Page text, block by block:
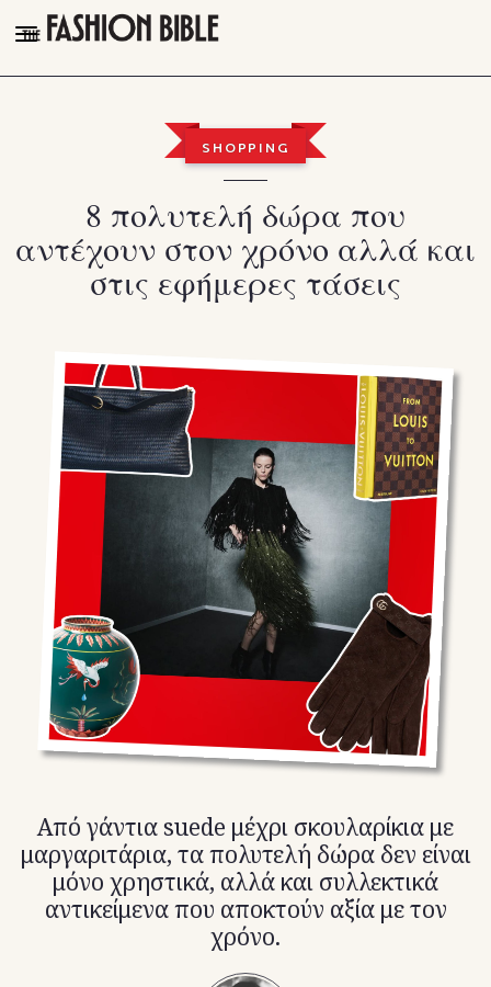
THE FASHION BIBLE
TALK OF THE TOWN
PLEASURES
VIDEOS
Facebook
Instagram
Youtube
TikTok
X(Twitter)
SHOPPING
8 πολυτελή δώρα που
αντέχουν στον χρόνο αλλά και
στις εφήμερες τάσεις
Από γάντια suede μέχρι σκουλαρίκια με
μαργαριτάρια, τα πολυτελή δώρα δεν είναι
μόνο χρηστικά, αλλά και συλλεκτικά
αντικείμενα που αποκτούν αξία με τον
χρόνο.